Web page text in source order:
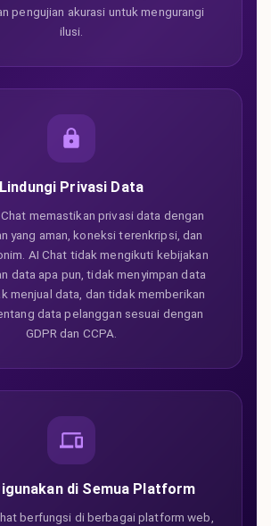
pengujian akurasi untuk mengurangi
ilusi.
Lindungi Privasi Data
memastikan privasi data dengan
yang aman, koneksi terenkripsi, dan
AI Chat tidak mengikuti kebijakan
data apa pun, tidak menyimpan data
menjual data, dan tidak memberikan
data pelanggan sesuai dengan
GDPR dan CCPA.
di Semua Platform
berfungsi di berbagai platform web,